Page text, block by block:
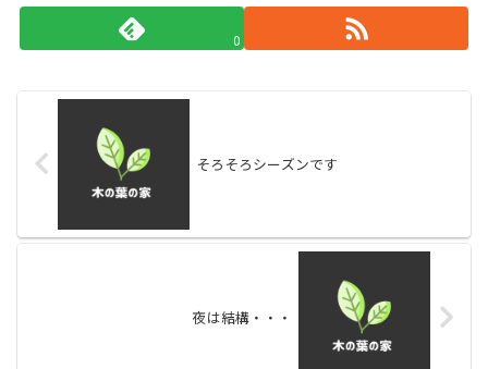
0
そろそろシーズンです
夜は結構・・・